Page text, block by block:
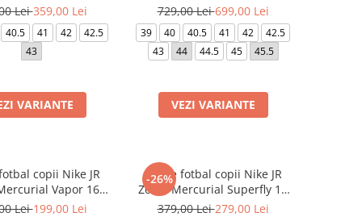
Lei359,00 Lei
40.5 41 42
42.5
43
VARIANTE
729,00 Lei699,00 Lei
39 40 40.5 41 42
42.5
43
44 44.5 45 45.5
VEZI VARIANTE
copii Nike JR
Vapor 16
TF
Lei199,00 Lei
-26%
Ghete fotbal copii Nike JR
Zoom Mercurial Superfly 10
Academy AG
379,00 Lei279,00 Lei